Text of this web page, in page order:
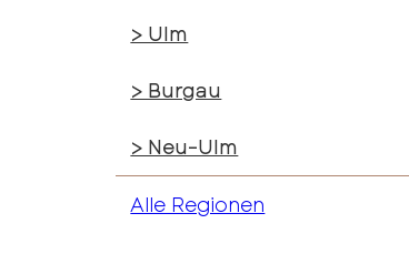
> Ulm
> Burgau
> Neu-Ulm
Alle Regionen